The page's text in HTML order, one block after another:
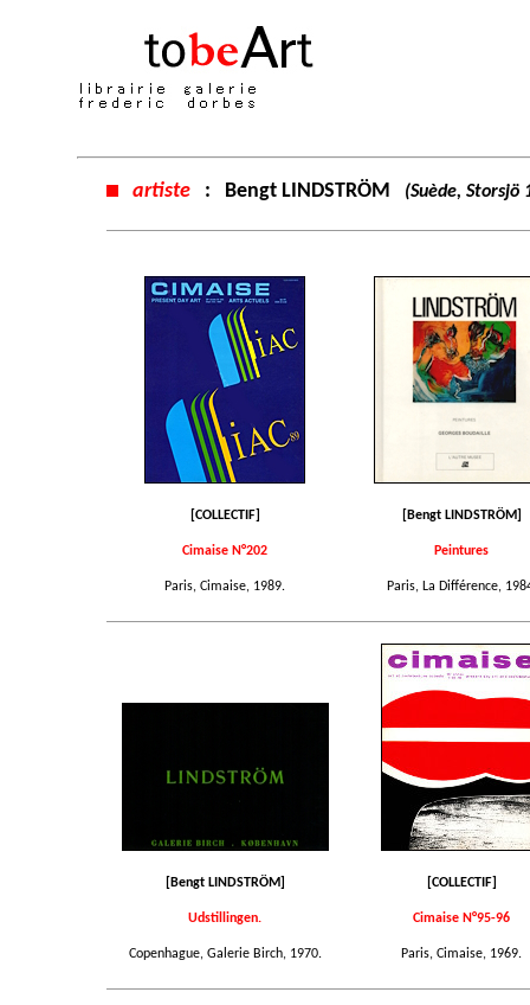
artiste : Bengt LINDSTRÖM (Suède, Storsjö
[COLLECTIF]
Cimaise N°202
Paris, Cimaise, 1989.
[Bengt LINDSTRÖM]
Peintures
Paris, La Différence,
[Bengt LINDSTRÖM]
Udstillingen.
Copenhague, Galerie Birch, 1970.
[COLLECTIF]
Cimaise N°95-96
Paris, Cimaise, 1969.